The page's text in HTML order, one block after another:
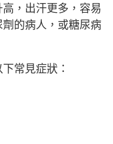
，出汗更多，容易
的病人，或糖尿病
常見症狀：